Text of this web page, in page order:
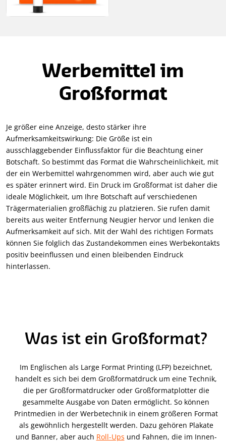
Werbemittel im
Großformat
Je größer eine Anzeige, desto stärker ihre
Aufmerksamkeitswirkung: Die Größe ist ein
ausschlaggebender Einflussfaktor für die Beachtung einer
Botschaft. So bestimmt das Format die Wahrscheinlichkeit, mit
der ein Werbemittel wahrgenommen wird, aber auch wie gut
es später erinnert wird. Ein Druck im Großformat ist daher die
ideale Möglichkeit, um Ihre Botschaft auf verschiedenen
Trägermaterialien großflächig zu platzieren. Sie rufen damit
bereits aus weiter Entfernung Neugier hervor und lenken die
Aufmerksamkeit auf sich. Mit der Wahl des richtigen Formats
können Sie folglich das Zustandekommen eines Werbekontakts
positiv beeinflussen und einen bleibenden Eindruck
hinterlassen.
Was ist ein Großformat?
Im Englischen als Large Format Printing (LFP) bezeichnet,
handelt es sich bei dem Großformatdruck um eine Technik,
die per Großformatdrucker oder Großformatplotter die
gesammelte Ausgabe von Daten ermöglicht. So können
Printmedien in der Werbetechnik in einem größeren Format
als gewöhnlich hergestellt werden. Dazu gehören Plakate
und Banner, aber auch Roll-Ups und Fahnen, die im Innen-